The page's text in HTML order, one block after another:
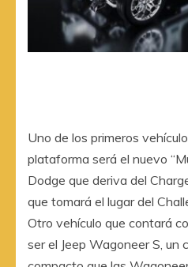
Uno de los primeros
plataforma será el nuevo
Dodge que deriva del
que tomará el lugar del
Otro vehículo que contará
ser el Jeep Wagoneer S, un